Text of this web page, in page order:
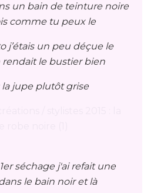
un bain de teinture noire
comme tu peux le
j’étais un peu déçue le
le bustier bien
la jupe plutôt grise
séchage j'ai refait une
le bain noir et là